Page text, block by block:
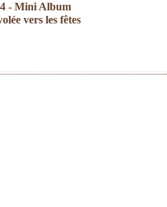
- Mini Album
vers les fêtes